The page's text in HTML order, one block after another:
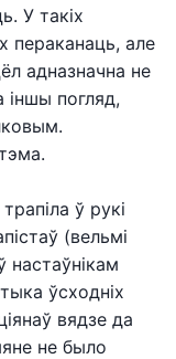
У такіх
пераканаць, але
адназначна не
іншы погляд,
ў рукі
(вельмі
настаўнікам
ўсходніх
вядзе да
не было